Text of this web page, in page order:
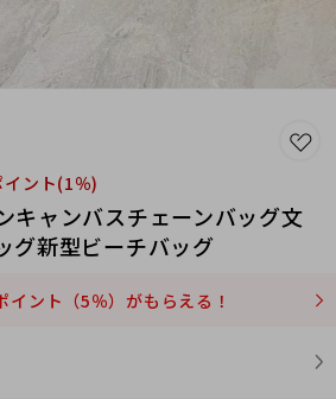
イント(1％)
キャンバスチェーンバッグ文
グ新型ビーチバッグ
ント（5％）がもらえる！